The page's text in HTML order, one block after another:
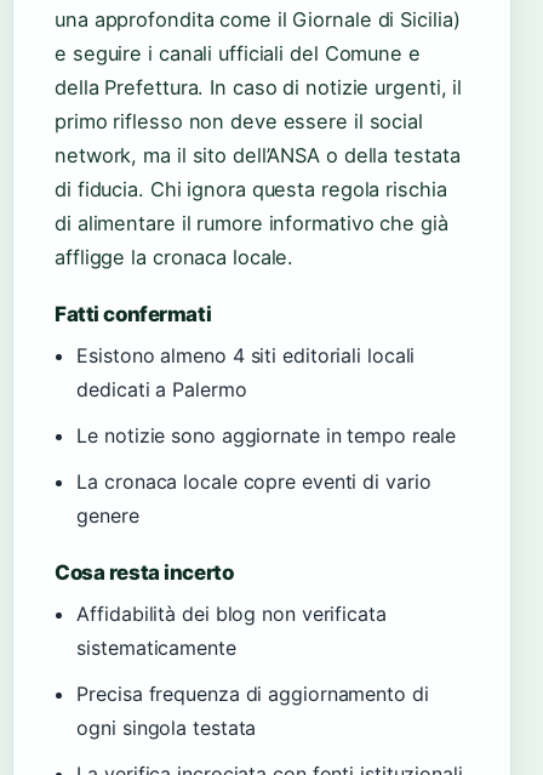
una approfondita come il Giornale di Sicilia)
e seguire i canali ufficiali del Comune e
della Prefettura. In caso di notizie urgenti, il
primo riflesso non deve essere il social
network, ma il sito dell’ANSA o della testata
di fiducia. Chi ignora questa regola rischia
di alimentare il rumore informativo che già
affligge la cronaca locale.
Fatti confermati
Esistono almeno 4 siti editoriali locali
dedicati a Palermo
Le notizie sono aggiornate in tempo reale
La cronaca locale copre eventi di vario
genere
Cosa resta incerto
Affidabilità dei blog non verificata
sistematicamente
Precisa frequenza di aggiornamento di
ogni singola testata